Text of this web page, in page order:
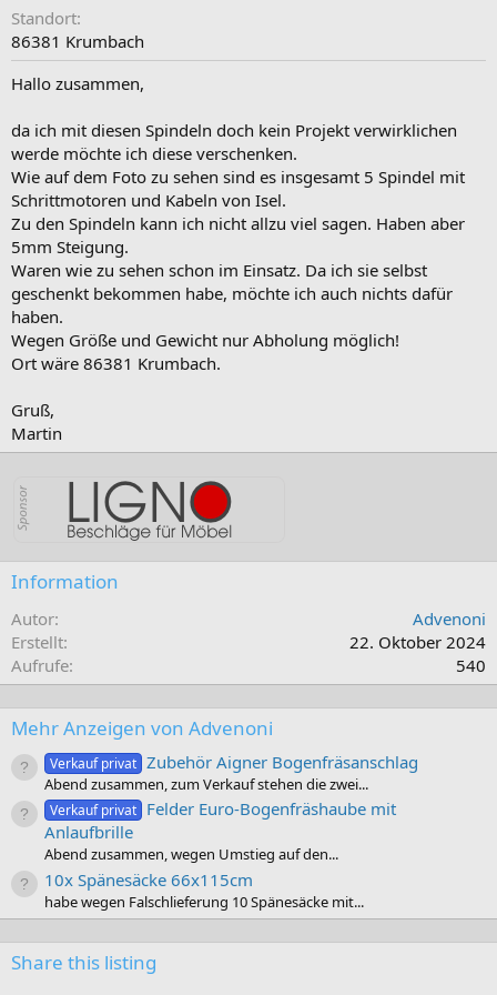
Standort
86381 Krumbach
Hallo zusammen,
da ich mit diesen Spindeln doch kein Projekt verwirklichen
werde möchte ich diese verschenken.
Wie auf dem Foto zu sehen sind es insgesamt 5 Spindel mit
Schrittmotoren und Kabeln von Isel.
Zu den Spindeln kann ich nicht allzu viel sagen. Haben aber
5mm Steigung.
Waren wie zu sehen schon im Einsatz. Da ich sie selbst
geschenkt bekommen habe, möchte ich auch nichts dafür
haben.
Wegen Größe und Gewicht nur Abholung möglich!
Ort wäre 86381 Krumbach.
Gruß,
Martin
Information
Autor
Advenoni
Erstellt
22. Oktober 2024
Aufrufe
540
Mehr Anzeigen von Advenoni
Verkauf privat Zubehör Aigner Bogenfräsanschlag
Abend zusammen, zum Verkauf stehen die zwei...
Verkauf privat Felder Euro-Bogenfräshaube mit
Anlaufbrille
Abend zusammen, wegen Umstieg auf den...
10x Spänesäcke 66x115cm
habe wegen Falschlieferung 10 Spänesäcke mit...
Share this listing